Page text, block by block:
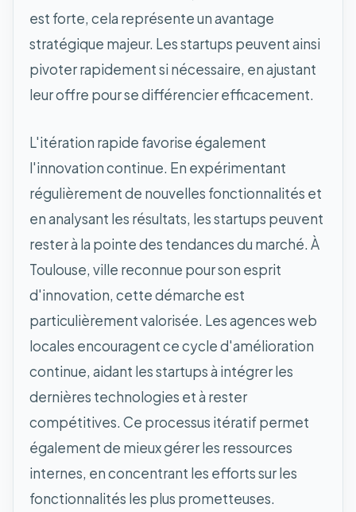
est forte, cela représente un avantage
stratégique majeur. Les startups peuvent ainsi
pivoter rapidement si nécessaire, en ajustant
leur offre pour se différencier efficacement.
L'itération rapide favorise également
l'innovation continue. En expérimentant
régulièrement de nouvelles fonctionnalités et
en analysant les résultats, les startups peuvent
rester à la pointe des tendances du marché. À
Toulouse, ville reconnue pour son esprit
d'innovation, cette démarche est
particulièrement valorisée. Les agences web
locales encouragent ce cycle d'amélioration
continue, aidant les startups à intégrer les
dernières technologies et à rester
compétitives. Ce processus itératif permet
également de mieux gérer les ressources
internes, en concentrant les efforts sur les
fonctionnalités les plus prometteuses.